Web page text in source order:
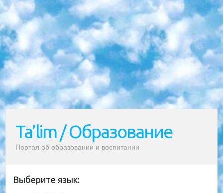
Ta’lim / Образование
Портал об образовании и воспитании
Выберите язык: